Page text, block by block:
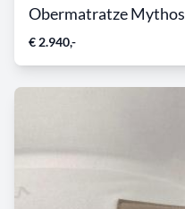
Obermatratze Mythos
€ 2.940,-